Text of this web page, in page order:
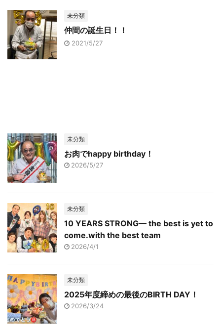
未分類
仲間の誕生日！！
2021/5/27
未分類
お肉でhappy birthday！
2026/5/27
未分類
10 YEARS STRONG— the best is yet to
come.with the best team
2026/4/1
未分類
2025年度締めの最後のBIRTH DAY！
2026/3/24